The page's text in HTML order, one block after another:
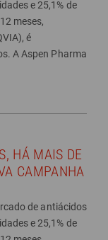
e 25,1% de
meses,
é
A Aspen Pharma
HÁ MAIS DE
CAMPANHA
de antiácidos
e 25,1% de